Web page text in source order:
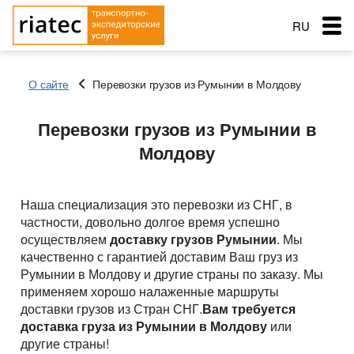
Услуги перевозок
Основные типы транспорта
Тентованный, полуприцеп
Рефрижератор
Автопоезд c Прицепом 120 куб.
Мегатрейлер. Объём 105 куб.
Типы перевозок
Автомобильные грузоперевозки
Перевозки сборных грузов
Морские перевозки
Морские грузоперевозки
Ж.Д. грузоперевозки
Заказ услуг
Биржа: Транспорт и грузы
RU
О сайте Перевозки грузов из Румынии в Молдову
Перевозки грузов из Румынии в
Молдову
Город выгрузки
Наименование груза
Дата погрузки
Тип транспорта
Вес груза (т)
Наша специализация это перевозки из СНГ, в
частности, довольно долгое время успешно
осуществляем доставку грузов Румынии. Мы
качественно с гарантией доставим Ваш груз из
Румынии в Молдову и другие страны по заказу. Мы
применяем хорошо налаженные маршруты
доставки грузов из Стран СНГ.Вам требуется
доставка груза из Румынии в Молдову или
другие страны!
Страна загрузки
Наименование груза
Дата погрузки
Тип транспорта
Вес груза (т)
Объем груза
Страна загрузки
Тип транспорта
Свободен с
Вес груза (т)
Объем груза
Компания